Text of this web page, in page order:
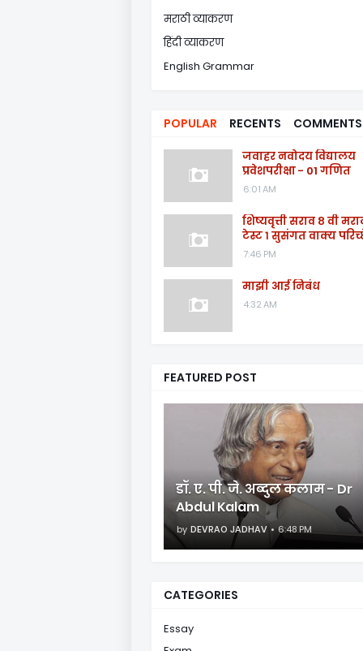
मराठी व्याकरण
हिंदी व्याकरण
English Grammar
POPULAR RECENTS COMMENTS
जवाहर नवोदय विद्यालय
प्रवेशपरीक्षा - 01 गणित
6:01 AM
शिष्यवृत्ती सराव ८ वी
टेस्ट १ सुसंगत वाक्य
7:46 PM
माझी आई निबंध
4:32 AM
FEATURED POST
डॉ. ए. पी. जे. अब्दुल कलाम - Dr
Abdul Kalam
by DEVRAO JADHAV 6:48 PM
CATEGORIES
Essay